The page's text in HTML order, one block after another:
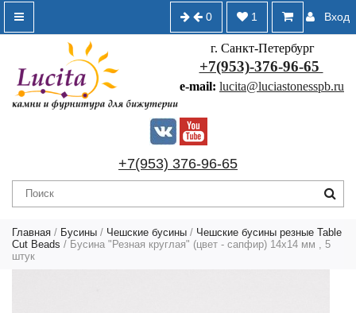
Вход
1
0
г. Санкт-Петербург
+7(953)-376-96-65
e-mail: lucita@luciastonesspb.ru
+7(953) 376-96-65
Главная / Бусины / Чешские бусины / Чешские бусины резные Table
Cut Beads / Бусина "Резная круглая" (цвет - сапфир) 14х14 мм , 5
штук